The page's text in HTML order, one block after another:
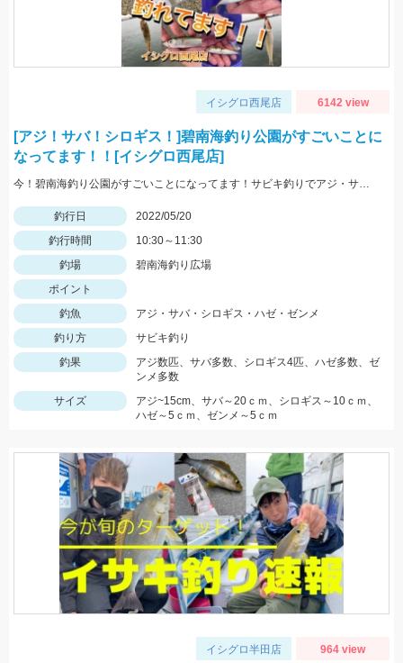
イシグロ西尾店 6142 view
[アジ！サバ！シロギス！]碧南海釣り公園がすごいことに
なってます！！[イシグロ西尾店]
今！碧南海釣り公園がすごいことになってます！サビキ釣りでアジ・サバ・イワシ！ちょい投げでは20ｃｍ越えのシロギス・ハゼ・ゼンメが爆釣中！！
釣行日
2022/05/20
釣行時間
10:30～11:30
釣場
碧南海釣り広場
ポイント
釣魚
アジ・サバ・シロギス・ハゼ・ゼンメ
釣り方
サビキ釣り
釣果
アジ数匹、サバ多数、シロギス4匹、ハゼ多数、ゼ
ンメ多数
サイズ
アジ~15cm、サバ～20ｃｍ、シロギス～10ｃｍ、
ハゼ～5ｃｍ、ゼンメ～5ｃｍ
イシグロ半田店 964 view